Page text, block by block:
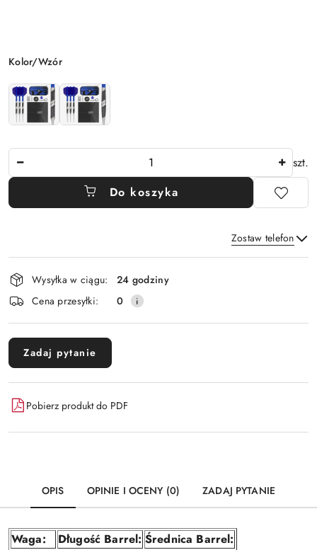
Wariant
Kolor/Wzór
szt.
Do koszyka
Zostaw telefon
Wyślij
Dostępność
i
dostawa
Wysyłka w ciągu:
24 godziny
Cena przesyłki:
0
Zadaj pytanie
Pobierz produkt do PDF
OPIS OPINIE I OCENY (0) ZADAJ PYTANIE
Waga: Długość Barrel: Średnica Barrel: